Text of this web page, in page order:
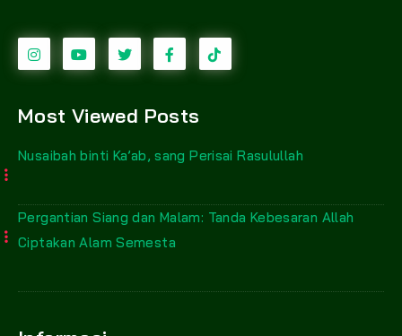
Most Viewed Posts
Nusaibah binti Ka’ab, sang Perisai Rasulullah
Pergantian Siang dan Malam: Tanda Kebesaran Allah
Ciptakan Alam Semesta